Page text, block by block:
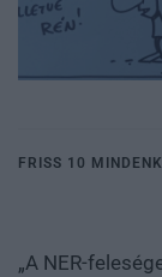
FRISS 10
„A NER-